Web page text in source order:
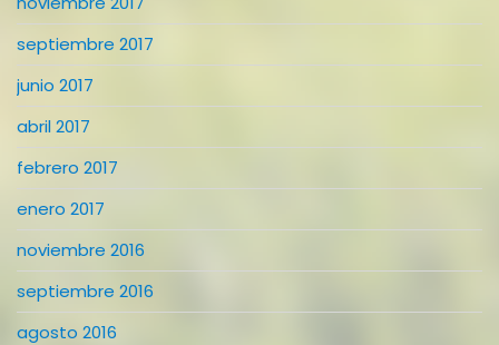
septiembre 2017
junio 2017
abril 2017
febrero 2017
enero 2017
noviembre 2016
septiembre 2016
agosto 2016